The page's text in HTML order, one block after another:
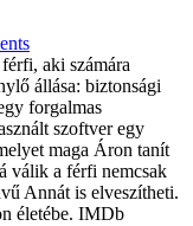
aki számára
állása: biztonsági
forgalmas
szoftver egy
maga Áron tanít
válik a férfi nemcsak
Annát is elveszítheti.
életébe. IMDb